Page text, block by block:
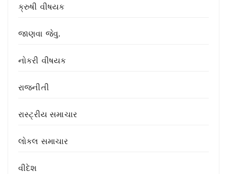
ક્રુષી વીષયક
જાણવા જેવુ.
નોકરી વીષયક
રાજનીતી
રાસ્ટ્રીય સમાચાર
લોકલ સમાચાર
વીદેશ